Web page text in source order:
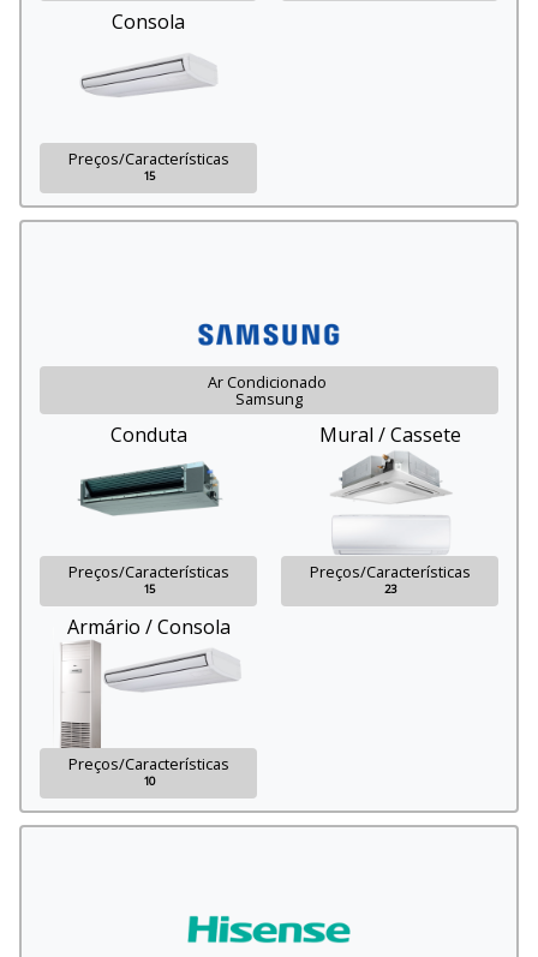
Consola
Preços/Características
15
Ar Condicionado
Samsung
Conduta
Preços/Características
15
Mural / Cassete
Preços/Características
23
Armário / Consola
Preços/Características
10